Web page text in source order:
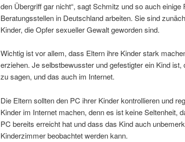
den Übergriff gar nicht“, sagt Schmitz und so auch einige
Beratungsstellen in Deutschland arbeiten. Sie sind
Kinder, die Opfer sexueller Gewalt geworden sind.
Wichtig ist vor allem, dass Eltern ihre Kinder stark
erziehen. Je selbstbewusster und gefestigter ein Kind
zu sagen, und das auch im Internet.
Die Eltern sollten den PC ihrer Kinder kontrollieren und
Kinder im Internet machen, denn es ist keine Seltenheit,
PC bereits erreicht hat und dass das Kind auch
Kinderzimmer beobachtet werden kann.